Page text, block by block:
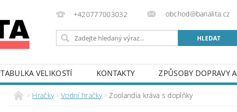
+420777003032 obchod@banalita.cz
TABULKA VELIKOSTÍ KONTAKTY ZPŮSOBY DOPRAVY
Hračky Vodní hračky Zoolandia kráva s doplňky